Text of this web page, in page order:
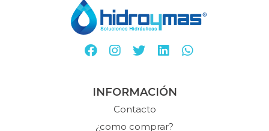
INFORMACIÓN
Contacto
¿como comprar?